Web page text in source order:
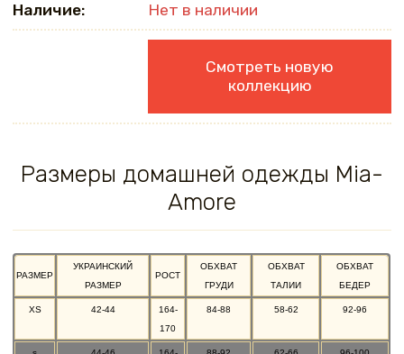
Наличие: Нет в наличии
Смотреть новую
коллекцию
Размеры домашней одежды Mia-
Amore
РАЗМЕР
УКРАИНСКИЙ
РАЗМЕР
РОСТ
ОБХВАТ
ГРУДИ
ОБХВАТ
ТАЛИИ
ОБХВАТ
БЕДЕР
XS 42-44
164-
170
84-88 58-62 92-96